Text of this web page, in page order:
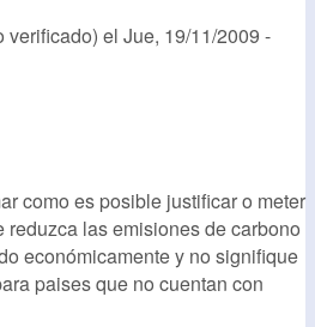
verificado) el Jue, 19/11/2009 -
como es posible justificar o meter
reduzca las emisiones de carbono
económicamente y no signifique
paises que no cuentan con